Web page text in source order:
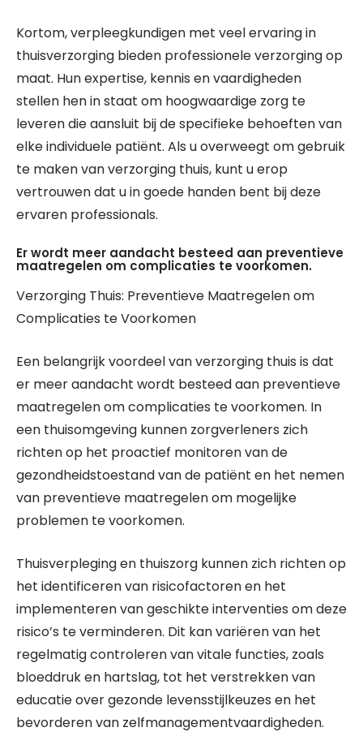
Kortom, verpleegkundigen met veel ervaring in
thuisverzorging bieden professionele verzorging op
maat. Hun expertise, kennis en vaardigheden
stellen hen in staat om hoogwaardige zorg te
leveren die aansluit bij de specifieke behoeften van
elke individuele patiënt. Als u overweegt om gebruik
te maken van verzorging thuis, kunt u erop
vertrouwen dat u in goede handen bent bij deze
ervaren professionals.
Er wordt meer aandacht besteed aan preventieve
maatregelen om complicaties te voorkomen.
Verzorging Thuis: Preventieve Maatregelen om
Complicaties te Voorkomen
Een belangrijk voordeel van verzorging thuis is dat
er meer aandacht wordt besteed aan preventieve
maatregelen om complicaties te voorkomen. In
een thuisomgeving kunnen zorgverleners zich
richten op het proactief monitoren van de
gezondheidstoestand van de patiënt en het nemen
van preventieve maatregelen om mogelijke
problemen te voorkomen.
Thuisverpleging en thuiszorg kunnen zich richten op
het identificeren van risicofactoren en het
implementeren van geschikte interventies om deze
risico’s te verminderen. Dit kan variëren van het
regelmatig controleren van vitale functies, zoals
bloeddruk en hartslag, tot het verstrekken van
educatie over gezonde levensstijlkeuzes en het
bevorderen van zelfmanagementvaardigheden.